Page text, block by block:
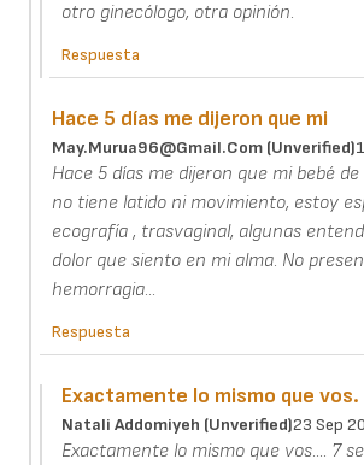
otro ginecólogo, otra opinión.
Respuesta
Hace 5 días me dijeron que mi
May.murua96@gmail.com (unverified)
Hace 5 días me dijeron que mi bebé
no tiene latido ni movimiento, estoy
ecografía , trasvaginal, algunas
dolor que siento en mi alma. No
hemorragia...
Respuesta
Exactamente lo mismo que vos.
Natali Addomiyeh (unverified)23 Sep
Exactamente lo mismo que vos.... 7